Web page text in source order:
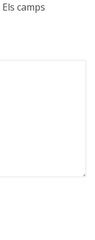
Els camps